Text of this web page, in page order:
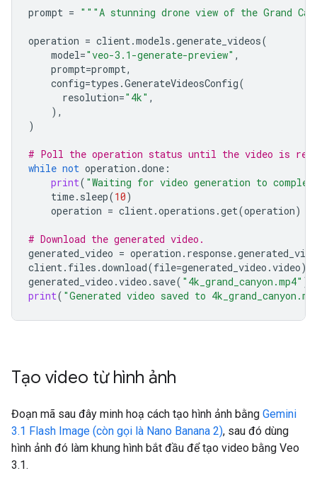
prompt = """A stunning drone view of the Grand
operation = client.models .generate_videos(
model="veo-3.1-generate-preview" ,
prompt=prompt,
config=types .GenerateVideosConfig(
resolution="4k" ,
),
)
# Poll the operation status until the video is
while not operation .done :
print( "Waiting for video generation to
time. sleep(10)
operation = client.operations .get(operation)
# Download the generated video.
generated_video = operation . response.
client. files .download(file=generated_video .video)
generated_video .video . save( "4k_grand_canyon.mp4" )
print( "Generated video saved to
Tạo video từ hình ảnh
Đoạn mã sau đây minh hoạ cách tạo hình ảnh bằng Gemini
3.1 Flash Image (còn gọi là Nano Banana 2), sau đó dùng
hình ảnh đó làm khung hình bắt đầu để tạo video bằng Veo
3.1.